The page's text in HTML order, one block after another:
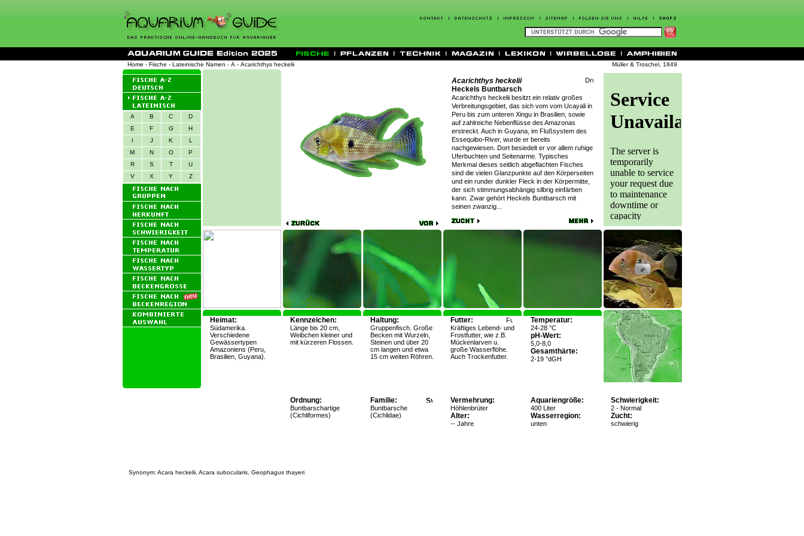
Home - Fische - Lateinische Namen - A - Acarichthys heckelii Müller & Troschel, 1849
A B C
D
E
F G
H
I
J K
L
M
N O
P
R
S T
U
V
X Y Z
Acarichthys heckelii
Heckels Buntbarsch
Acarichthys heckelii besitzt ein relativ großes
Verbreitungsgebiet, das sich vom vom Ucayali in
Peru bis zum unteren Xingu in Brasilien, sowie
auf zahlreiche Nebenflüsse des Amazonas
erstreckt. Auch in Guyana, im Flußsystem des
Essequibo-River, wurde er bereits
nachgewiesen. Dort besiedelt er vor allem ruhige
Uferbuchten und Seitenarme. Typisches
Merkmal dieses seitlich abgeflachten Fisches
sind die vielen Glanzpunkte auf den Körperseiten
und ein runder dunkler Fleck in der Körpermitte,
der sich stimmungsabhängig silbrig einfärben
kann. Zwar gehört Heckels Buntbarsch mit
seinen zwanzig...
Heimat:
Südamerika.
Verschiedene
Gewässertypen
Amazoniens (Peru,
Brasilien, Guyana).
Kennzeichen:
Länge bis 20 cm,
Weibchen kleiner und
mit kürzeren Flossen.
Haltung:
Gruppenfisch. Große
Becken mit Wurzeln,
Steinen und über 20
cm langen und etwa
15 cm weiten Röhren.
Futter:
Kräftiges Lebend- und
Frostfutter, wie z.B.
Mückenlarven u.
große Wasserflöhe.
Auch Trockenfutter.
Temperatur:
24-28 °C
pH-Wert:
5,0-8,0
Gesamthärte:
2-19 °dGH
Ordnung:
Buntbarschartige
(Cichliformes)
Familie:
Buntbarsche
(Cichlidae)
Vermehrung:
Höhlenbrüter
Alter:
-- Jahre
Aquariengröße:
400 Liter
Wasserregion:
unten
Schwierigkeit:
2 - Normal
Zucht:
schwierig
Synonym: Acara heckelii, Acara subocularis, Geophagus thayeri